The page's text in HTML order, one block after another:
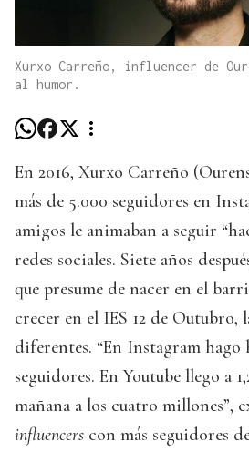
Xurxo Carreño, influencer de
al humor.
En 2016, Xurxo Carreño
más de 5.000 seguidores en
amigos le animaban a seguir
redes sociales. Siete años
que presume de nacer en el
crecer en el IES 12 de Outubro,
diferentes. “En Instagram hago
seguidores. En Youtube llego a
mañana a los cuatro millones”,
influencers con más seguidores